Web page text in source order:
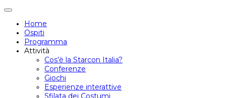
Attiva/disattiva
navigazione
Home
Ospiti
Programma
Attività
Cos’è la Starcon Italia?
Conferenze
Giochi
Esperienze interattive
Sfilata dei Costumi